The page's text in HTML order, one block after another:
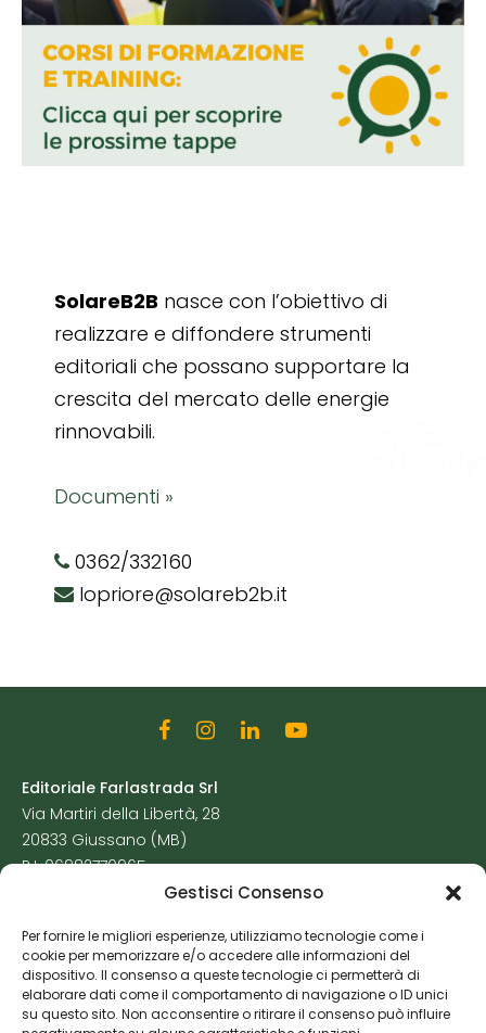
Gestisci Consenso
Per fornire le migliori esperienze, utilizziamo tecnologie come i
cookie per memorizzare e/o accedere alle informazioni del
dispositivo. Il consenso a queste tecnologie ci permetterà di
elaborare dati come il comportamento di navigazione o ID unici
su questo sito. Non acconsentire o ritirare il consenso può influire
SolareB2B nasce con l’obiettivo di
realizzare e diffondere strumenti
editoriali che possano supportare la
crescita del mercato delle energie
rinnovabili.
Documenti »
0362/332160
lopriore@solareb2b.it
Editoriale Farlastrada Srl
Via Martiri della Libertà, 28
20833 Giussano (MB)
P.I. 06982770965
Cookie Policy
Risorse Aggiuntive